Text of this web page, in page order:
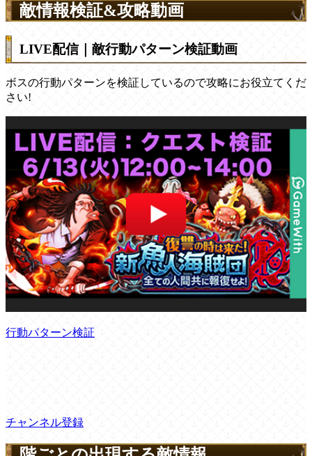
敵情報検証&攻略動画
LIVE配信｜敵行動パターン検証動画
ボスの行動パターンを検証しているので攻略にお役立てくだ
さい!
行動パターン検証
チャンネル登録